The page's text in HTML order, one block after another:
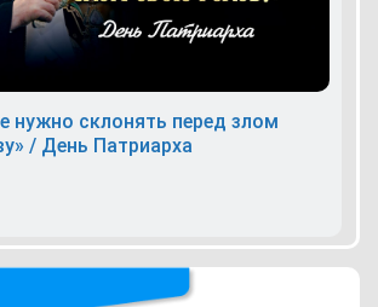
нужно склонять перед злом
/ День Патриарха